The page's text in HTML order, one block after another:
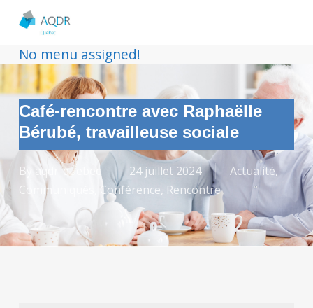
No menu assigned!
Café-rencontre avec Raphaëlle
Bérubé, travailleuse sociale
By aqdr-quebec 24 juillet 2024 Actualité,
Communiqués
Conférence, Rencontre